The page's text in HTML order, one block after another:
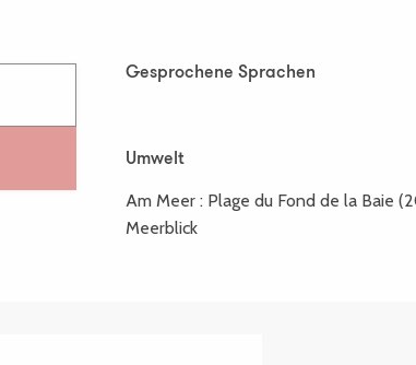
Gesprochene Sprachen
Gesprochene Sprachen
Umwelt
Umwelt
Am Meer : Plage du Fond de la Baie
Meerblick